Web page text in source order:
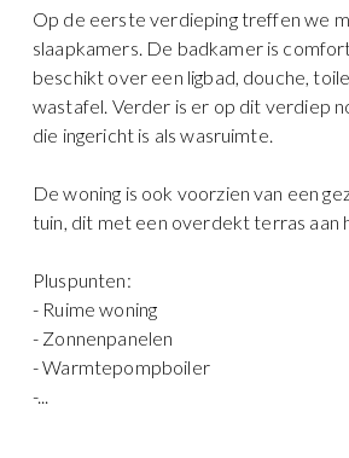
Op de eerste verdieping treffen we
slaapkamers. De badkamer is
beschikt over een ligbad, douche,
wastafel. Verder is er op dit verdiep
die ingericht is als wasruimte.
De woning is ook voorzien van een
tuin, dit met een overdekt terras aan
Pluspunten:
- Ruime woning
- Zonnenpanelen
- Warmtepompboiler
-...